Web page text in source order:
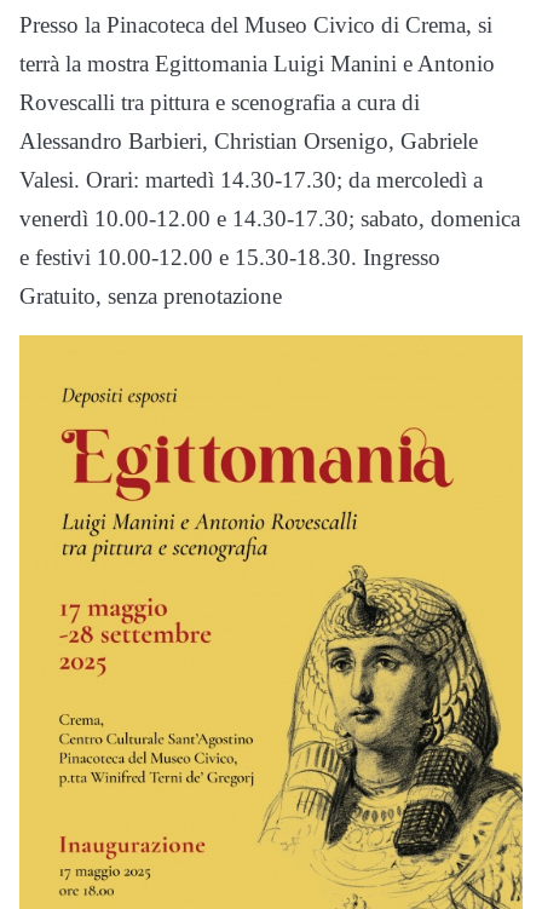
Presso la Pinacoteca del Museo Civico di Crema, si
terrà la mostra Egittomania Luigi Manini e Antonio
Rovescalli tra pittura e scenografia a cura di
Alessandro Barbieri, Christian Orsenigo, Gabriele
Valesi. Orari: martedì 14.30-17.30; da mercoledì a
venerdì 10.00-12.00 e 14.30-17.30; sabato, domenica
e festivi 10.00-12.00 e 15.30-18.30. Ingresso
Gratuito, senza prenotazione